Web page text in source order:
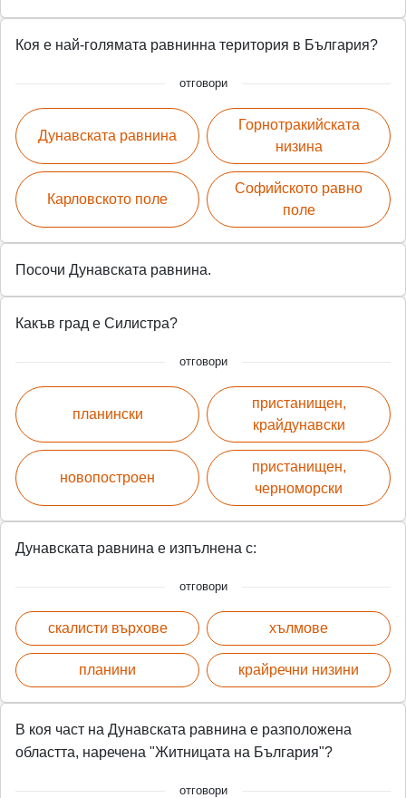
Коя е най-голямата равнинна територия в България?
отговори
Дунавската равнина
Карловското поле
Горнотракийската
низина
Софийското равно
поле
Посочи Дунавската равнина.
Какъв град е Силистра?
отговори
планински
новопостроен
пристанищен,
крайдунавски
пристанищен,
черноморски
Дунавската равнина е изпълнена с:
отговори
скалисти върхове
планини
хълмове
крайречни низини
В коя част на Дунавската равнина е разположена
областта, наречена "Житницата на България"?
отговори